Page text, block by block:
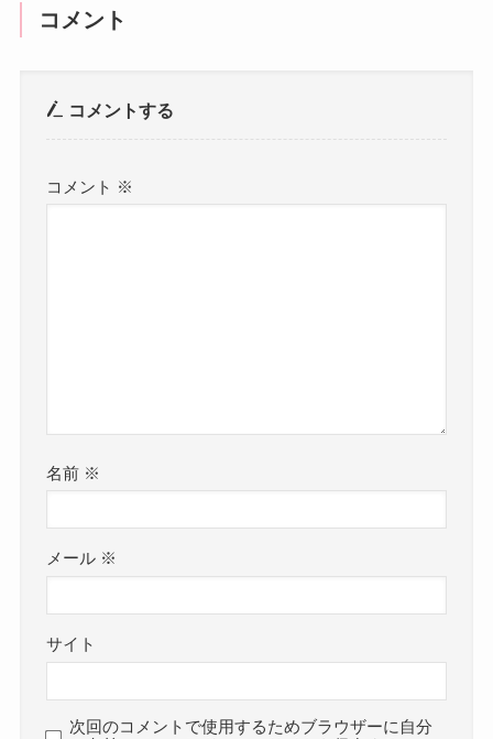
コメント
コメントする
コメント ※
名前 ※
メール ※
サイト
次回のコメントで使用するためブラウザーに自分